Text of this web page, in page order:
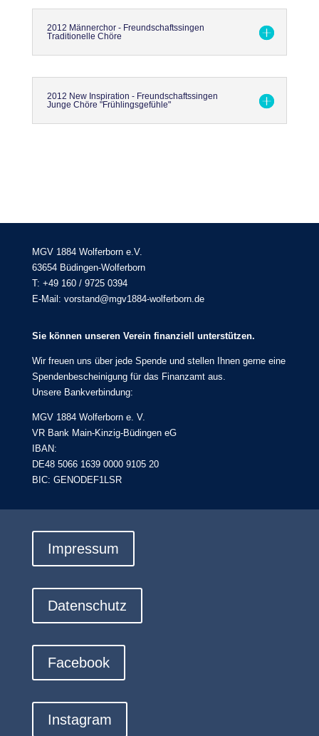
2012 Männerchor - Freundschaftssingen
Traditionelle Chöre
2012 New Inspiration - Freundschaftssingen
Junge Chöre "Frühlingsgefühle"
MGV 1884 Wolferborn e.V.
63654 Büdingen-Wolferborn
T: +49 160 / 9725 0394
E-Mail: vorstand@mgv1884-wolferborn.de
Sie können unseren Verein finanziell unterstützen.
Wir freuen uns über jede Spende und stellen Ihnen gerne eine
Spendenbescheinigung für das Finanzamt aus.
Unsere Bankverbindung:
MGV 1884 Wolferborn e. V.
VR Bank Main-Kinzig-Büdingen eG
IBAN:
DE48 5066 1639 0000 9105 20
BIC: GENODEF1LSR
Impressum
Datenschutz
Facebook
Instagram